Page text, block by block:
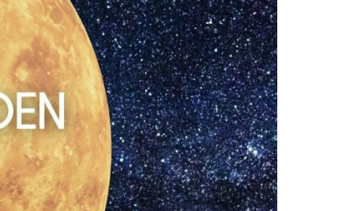
(BULLET) JOURNALLING
DUURZAAMHEID
WILDPLUKKEN
NIEUWS
SAMENWERKEN
CONTACT